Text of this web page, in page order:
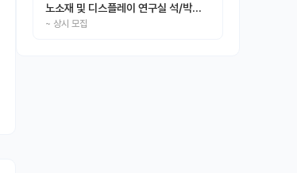
노소재 및 디스플레이 연구실 석/박사/
인턴 모집
~ 상시 모집